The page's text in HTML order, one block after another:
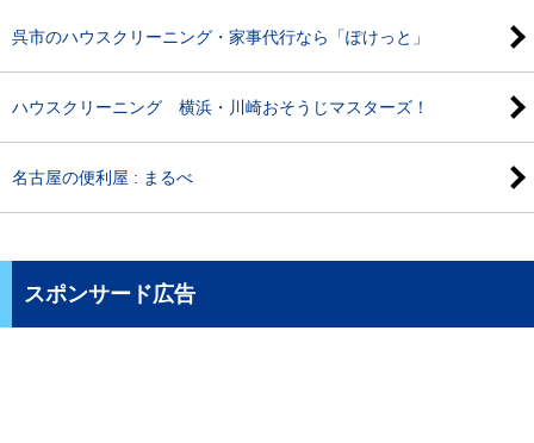
呉市のハウスクリーニング・家事代行なら「ぽけっと」
ハウスクリーニング 横浜・川崎おそうじマスターズ！
名古屋の便利屋 : まるべ
スポンサード広告